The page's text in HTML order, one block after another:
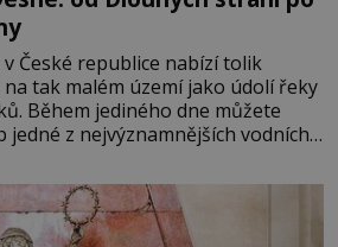
České republice nabízí tolik
tak malém území jako údolí řeky
Během jediného dne můžete
z nejvýznamnějších vodních
zakončit poznáváním památek ve
v termálním